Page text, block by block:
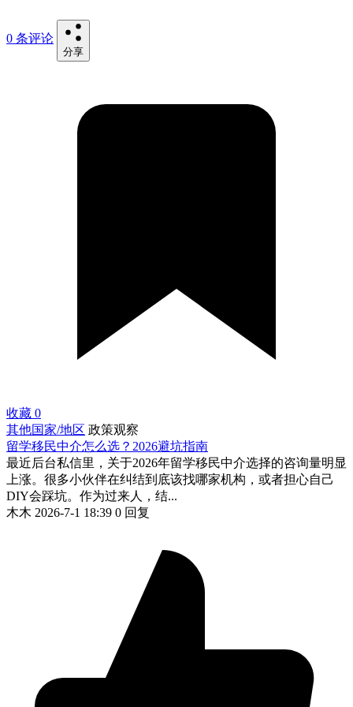
0 条评论
分享
收藏 0
其他国家/地区 政策观察
留学移民中介怎么选？2026避坑指南
最近后台私信里，关于2026年留学移民中介选择的咨询量明显
上涨。很多小伙伴在纠结到底该找哪家机构，或者担心自己
DIY会踩坑。作为过来人，结...
木木 2026-7-1 18:39 0 回复